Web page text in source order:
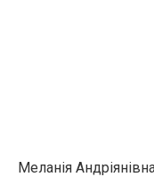
Меланія